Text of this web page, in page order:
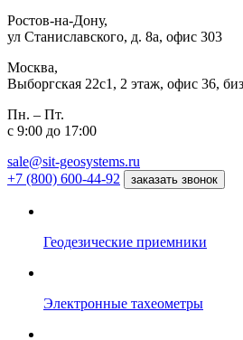
Ростов-на-Дону,
ул Станиславского, д. 8а, офис 303
Москва,
Выборгская 22с1, 2 этаж, офис 36,
Пн. – Пт.
с 9:00 до 17:00
sale@sit-geosystems.ru
+7 (800) 600-44-92
заказать звонок
Геодезические приемники
Электронные тахеометры